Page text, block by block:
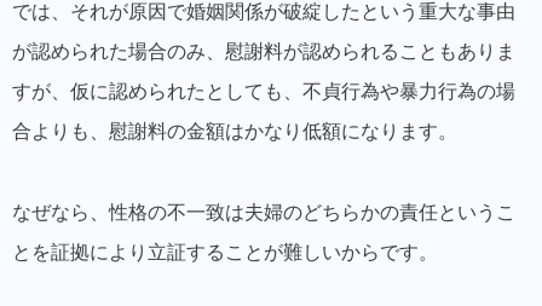
では、それが原因で婚姻関係が破綻したという重大な事由
が認められた場合のみ、慰謝料が認められることもありま
すが、仮に認められたとしても、不貞行為や暴力行為の場
合よりも、慰謝料の金額はかなり低額になります。
なぜなら、性格の不一致は夫婦のどちらかの責任というこ
とを証拠により立証することが難しいからです。